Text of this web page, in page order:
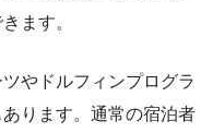
ます。
やドルフィンプログラ
ります。通常の宿泊者